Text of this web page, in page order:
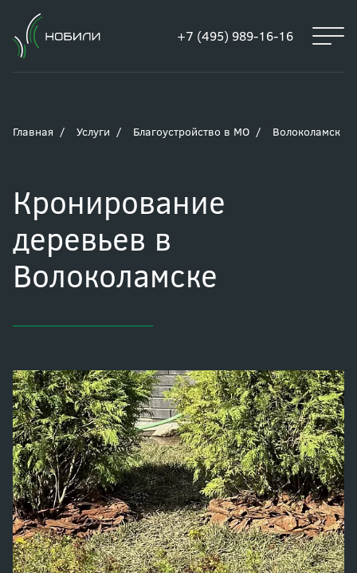
+7 (495) 989-16-16
Главная Услуги Благоустройство в МО Волоколамск
Кронирование
деревьев в
Волоколамске